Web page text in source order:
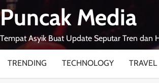
Skip
to
Puncak Media
Tempat Asyik Buat Update Seputar Tren dan
TRENDING TECHNOLOGY TRAVEL